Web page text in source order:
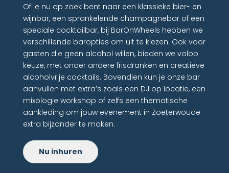
Of je nu op zoek bent naar een klassieke bier- en
wijnbar, een sprankelende champagnebar of een
speciale cocktailbar, bij BarOnWheels hebben we
verschillende baropties om uit te kiezen. Ook voor
gasten die geen alcohol willen, bieden we volop
keuze, met onder andere frisdranken en creatieve
alcoholvrije cocktails. Bovendien kun je onze bar
aanvullen met extra’s zoals een DJ op locatie, een
mixologie workshop of zelfs een thematische
aankleding om jouw evenement in Zoeterwoude
extra bijzonder te maken.
Nu inhuren